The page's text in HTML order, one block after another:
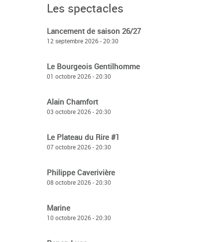
Les spectacles
Lancement de saison 26/27
12 septembre 2026 - 20:30
Le Bourgeois Gentilhomme
01 octobre 2026 - 20:30
Alain Chamfort
03 octobre 2026 - 20:30
Le Plateau du Rire #1
07 octobre 2026 - 20:30
Philippe Caverivière
08 octobre 2026 - 20:30
Marine
10 octobre 2026 - 20:30